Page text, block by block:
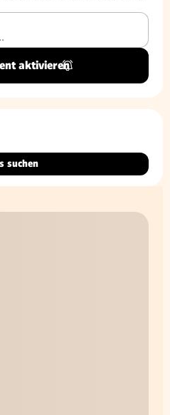
aktivieren
suchen